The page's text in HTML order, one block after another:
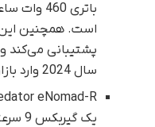
پشتیبانی می‌کند
سال 2024 وارد بازار شود.